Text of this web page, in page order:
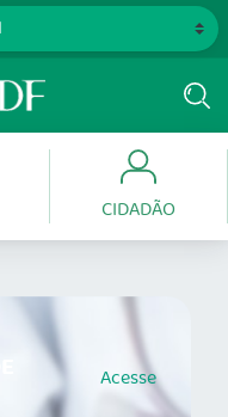
CIDADÃO
Acesse